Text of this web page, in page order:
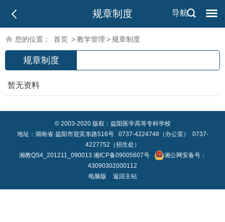
导航
规章制度
您的位置： 首页 >教学管理 >规章制度
规章制度
暂无资料
© 2003-2020 版权：益阳医学高等专科学校
地址：湖南省·益阳市迎宾东路516号 0737-4224748（办公室） 0737-
4227752（招生处）
湘教QS4_201211_090013 湘ICP备09005607号
湘公网安备号：
43090302000112
电脑版
返回主站